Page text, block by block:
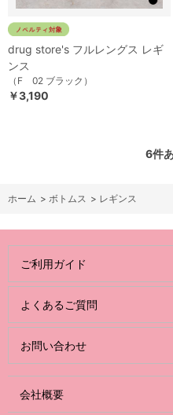
drug store's フルレングス レギ
ンス
（F 02 ブラック）
￥3,190
6件
ホーム > ボトムス > レギンス
ご利用ガイド
よくあるご質問
お問い合わせ
会社概要